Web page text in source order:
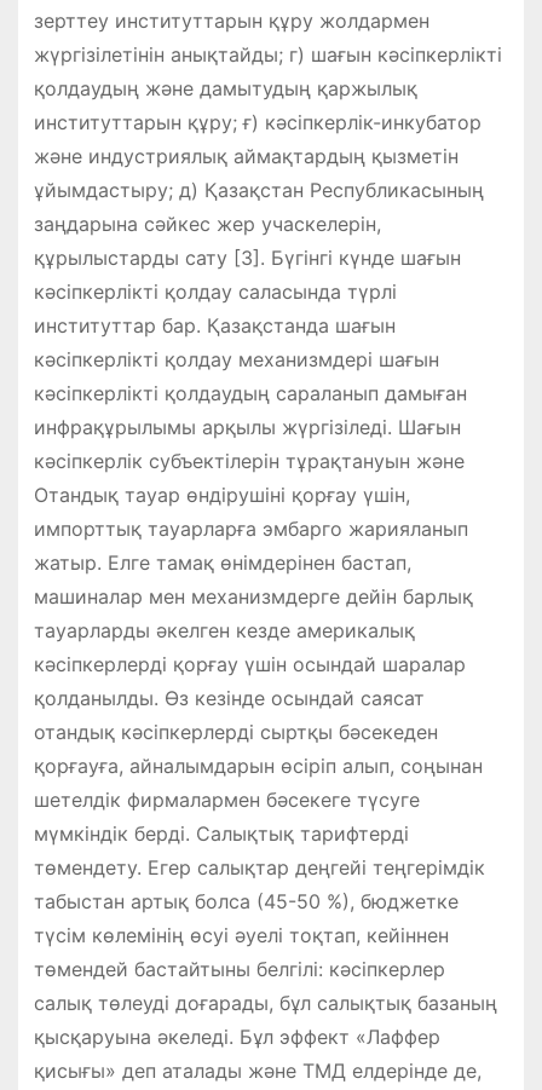
зерттеу институттарын құру жолдармен
жүргізілетінін анықтайды; г) шағын кәсіпкерлікті
қолдаудың және дамытудың қаржылық
институттарын құру; ғ) кәсіпкерлік-инкубатор
және индустриялық аймақтардың қызметін
ұйымдастыру; д) Қазақстан Республикасының
заңдарына сәйкес жер учаскелерін,
құрылыстарды сату [3]. Бүгінгі күнде шағын
кәсіпкерлікті қолдау саласында түрлі
институттар бар. Қазақстанда шағын
кәсіпкерлікті қолдау механизмдері шағын
кәсіпкерлікті қолдаудың сараланып дамыған
инфрақұрылымы арқылы жүргізіледі. Шағын
кәсіпкерлік субъектілерін тұрақтануын және
Отандық тауар өндірушіні қорғау үшін,
импорттық тауарларға эмбарго жарияланып
жатыр. Елге тамақ өнімдерінен бастап,
машиналар мен механизмдерге дейін барлық
тауарларды әкелген кезде америкалық
кәсіпкерлерді қорғау үшін осындай шаралар
қолданылды. Өз кезінде осындай саясат
отандық кәсіпкерлерді сыртқы бәсекеден
қорғауға, айналымдарын өсіріп алып, соңынан
шетелдік фирмалармен бәсекеге түсуге
мүмкіндік берді. Салықтық тарифтерді
төмендету. Егер салықтар деңгейі теңгерімдік
табыстан артық болса (45-50 %), бюджетке
түсім көлемінің өсуі әуелі тоқтап, кейіннен
төмендей бастайтыны белгілі: кәсіпкерлер
салық төлеуді доғарады, бұл салықтық базаның
қысқаруына әкеледі. Бұл эффект «Лаффер
қисығы» деп аталады және ТМД елдерінде де,